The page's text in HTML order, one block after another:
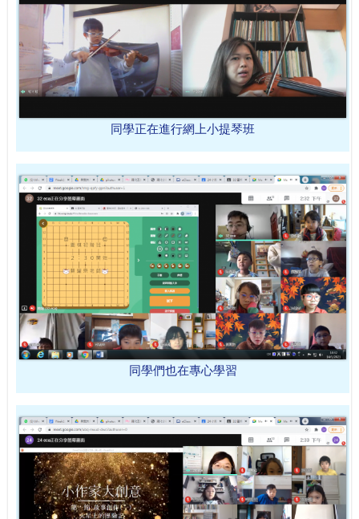
同學正在進行網上小提琴班
同學們也在專心學習